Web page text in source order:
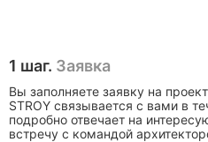
1 шаг. Заявка
Вы заполняете заявку на
STROY связывается с вами в
подробно отвечает на
встречу с командой